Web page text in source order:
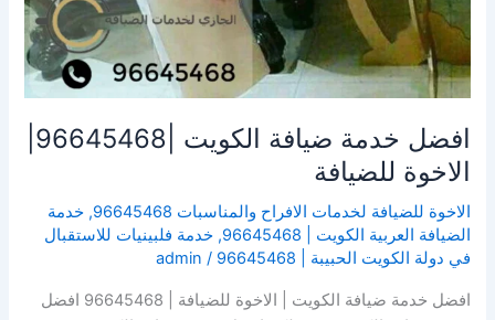
الاخوة للضيافة
الاخوة للضيافة لخدمات الافراح والمناسبات 96645468 ,خدمة
الضيافة العربية الكويت | 96645468
,خدمة فلبينيات للاستقبال
في دولة الكويت الحبيبة | 96645468
/
admin
افضل خدمة ضيافة الكويت | الاخوة للضيافة | 96645468 افضل